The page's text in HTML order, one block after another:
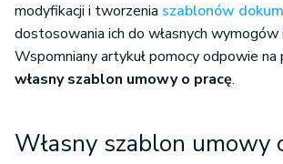
modyfikacji i tworzenia szablonów
dostosowania ich do własnych
Wspomniany artykuł pomocy odpowie na
własny szablon umowy o pracę.
Własny szablon umowy